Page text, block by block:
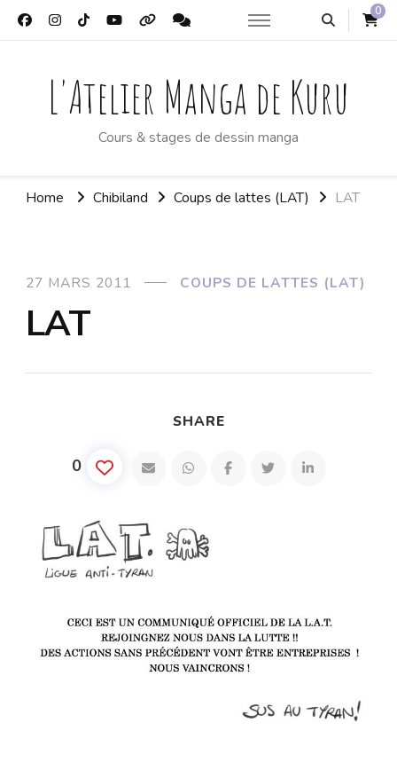
0
L'Atelier Manga de Kuru
Cours & stages de dessin manga
Home Chibiland Coups de lattes (LAT) LAT
27 MARS 2011 COUPS DE LATTES (LAT)
LAT
SHARE
0